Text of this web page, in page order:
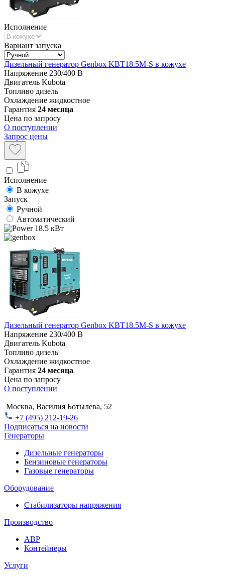
Исполнение
Вариант запуска
Дизельный генератор Genbox KBT18.5M-S в кожухе
Напряжение 230/400 В
Двигатель Kubota
Топливо дизель
Охлаждение жидкостное
Гарантия 24 месяца
Цена по запросу
О поступлении
Запрос цены
Исполнение
В кожухе
Запуск
Ручной
Автоматический
18.5 кВт
Дизельный генератор Genbox KBT18.5M-S в кожухе
Напряжение 230/400 В
Двигатель Kubota
Топливо дизель
Охлаждение жидкостное
Гарантия 24 месяца
Цена по запросу
О поступлении
Москва, Василия Ботылева, 52
+7 (495) 212-19-26
Подписаться на новости
Генераторы
Дизельные генераторы
Бензиновые генераторы
Газовые генераторы
Оборудование
Стабилизаторы напряжения
Производство
АВР
Контейнеры
Услуги